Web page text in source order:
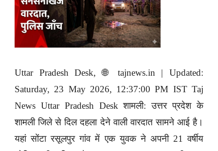
Uttar Pradesh Desk, 🌐 tajnews.in | Updated:
Saturday, 23 May 2026, 12:37:00 PM IST Taj
News Uttar Pradesh Desk शामली: उत्तर प्रदेश के
शामली जिले से दिल दहला देने वाली वारदात सामने आई है।
यहां सोंटा रसूलपुर गांव में एक युवक ने अपनी 21 वर्षीय